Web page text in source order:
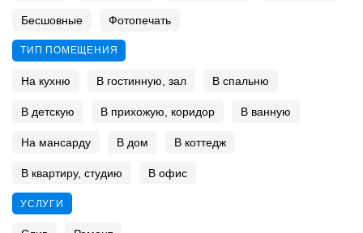
Бесшовные Фотопечать
ТИП ПОМЕЩЕНИЯ
На кухню В гостинную, зал В спальню
В детскую В прихожую, коридор В ванную
На мансарду В дом В коттедж
В квартиру, студию В офис
УСЛУГИ